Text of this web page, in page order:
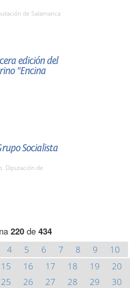
de Salamanca
edición del
"Encina
Socialista
Diputación de
220de 434
4 5 6 7 8 9
10
15 16 17 18 19
20
25 26 27 28 29
30